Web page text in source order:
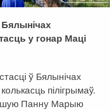
Бялынічах
у гонар Маці
ў Бялынічах
пілігрымаў.
Панну Марыю